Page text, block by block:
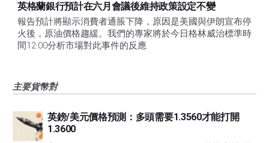
英格蘭銀行預計在六月會議後維持政策設定不變
報告預計將顯示消費者通脹下降，原因是美國與伊朗宣布停
火後，原油價格趨緩。我們的專家將於今日格林威治標準時
間12:00分析市場對此事件的反應
主要貨幣對
英鎊/美元價格預測：多頭需要1.3560才能打開
1.3600